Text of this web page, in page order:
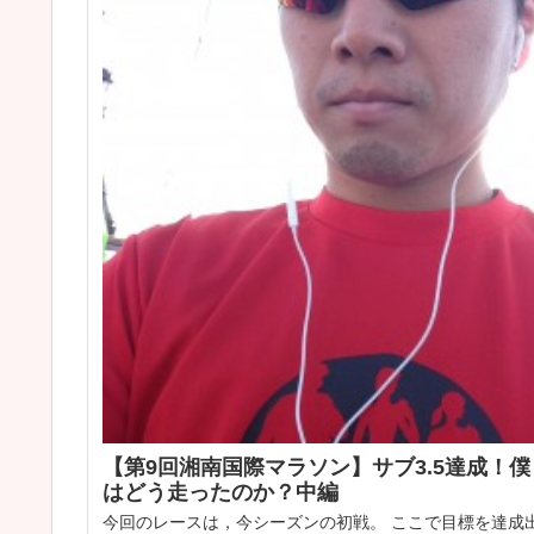
【第9回湘南国際マラソン】サブ3.5達成！僕
はどう走ったのか？中編
今回のレースは，今シーズンの初戦。 ここで目標を達成